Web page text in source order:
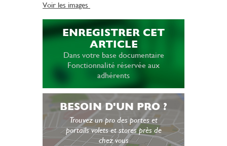
Voir les images
ENREGISTRER CET
ARTICLE
Dans votre base documentaire
Fonctionnalité réservée aux
adhérents
BESOIN D'UN PRO ?
Trouvez un pro des portes et
portails volets et stores près de
chez vous